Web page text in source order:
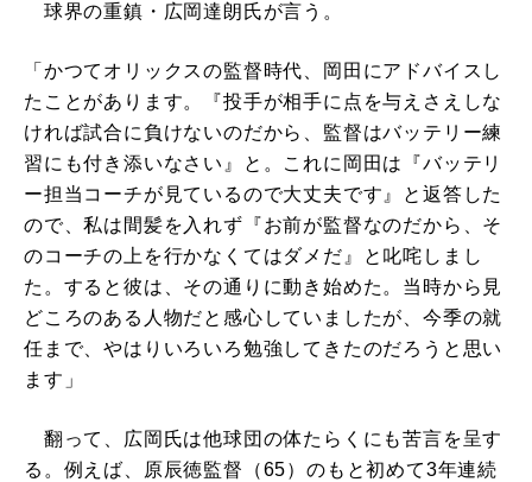
球界の重鎮・広岡達朗氏が言う。
「かつてオリックスの監督時代、岡田にアドバイスし
たことがあります。『投手が相手に点を与えさえしな
ければ試合に負けないのだから、監督はバッテリー練
習にも付き添いなさい』と。これに岡田は『バッテリ
ー担当コーチが見ているので大丈夫です』と返答した
ので、私は間髪を入れず『お前が監督なのだから、そ
のコーチの上を行かなくてはダメだ』と叱咤しまし
た。すると彼は、その通りに動き始めた。当時から見
どころのある人物だと感心していましたが、今季の就
任まで、やはりいろいろ勉強してきたのだろうと思い
ます」
翻って、広岡氏は他球団の体たらくにも苦言を呈す
る。例えば、原辰徳監督（65）のもと初めて3年連続